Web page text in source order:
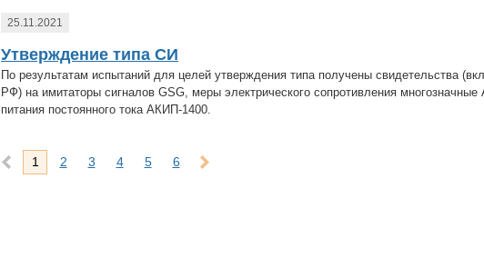
25.11.2021
Утверждение типа СИ
По результатам испытаний для целей утверждения типа получены свидетельства
РФ) на имитаторы сигналов GSG, меры электрического сопротивления
питания постоянного тока АКИП-1400.
1 2 3 4 5 6